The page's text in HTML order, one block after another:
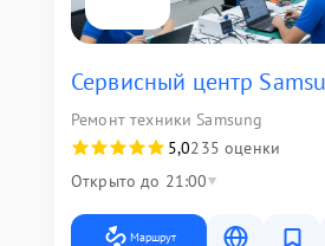
Сервисный центр
Ремонт техники Samsung
5,0235 оценки
Открыто до 21:00
Маршрут